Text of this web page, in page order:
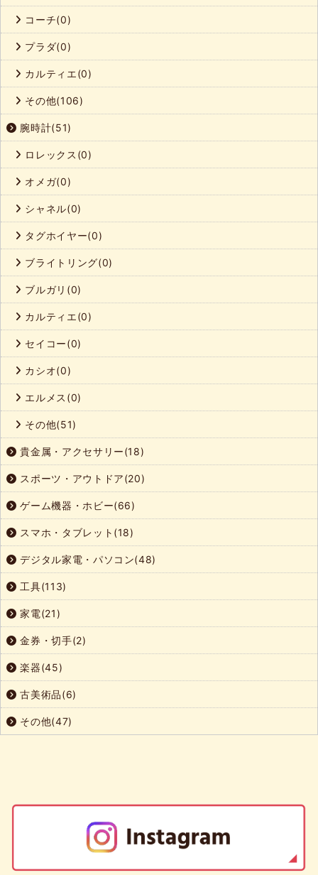
コーチ(0)
プラダ(0)
カルティエ(0)
その他(106)
腕時計(51)
ロレックス(0)
オメガ(0)
シャネル(0)
タグホイヤー(0)
ブライトリング(0)
ブルガリ(0)
カルティエ(0)
セイコー(0)
カシオ(0)
エルメス(0)
その他(51)
貴金属・アクセサリー(18)
スポーツ・アウトドア(20)
ゲーム機器・ホビー(66)
スマホ・タブレット(18)
デジタル家電・パソコン(48)
工具(113)
家電(21)
金券・切手(2)
楽器(45)
古美術品(6)
その他(47)